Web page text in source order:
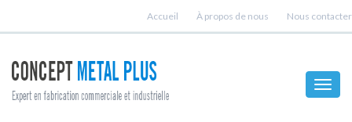
Accueil À propos de nous Nous contacter